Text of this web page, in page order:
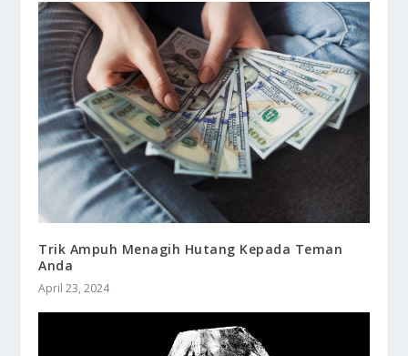
Trik Ampuh Menagih Hutang Kepada Teman
Anda
April 23, 2024